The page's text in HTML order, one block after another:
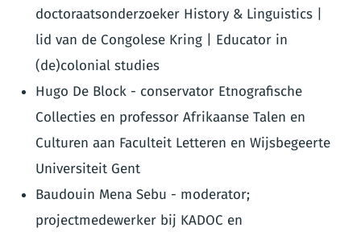
doctoraatsonderzoeker History & Linguistics |
lid van de Congolese Kring | Educator in
(de)colonial studies
Hugo De Block - conservator Etnografische
Collecties en professor Afrikaanse Talen en
Culturen aan Faculteit Letteren en Wijsbegeerte
Universiteit Gent
Baudouin Mena Sebu - moderator;
projectmedewerker bij KADOC en